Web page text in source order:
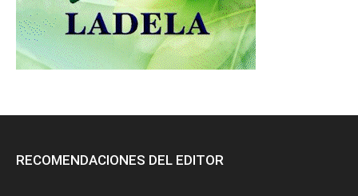
RECOMENDACIONES DEL EDITOR